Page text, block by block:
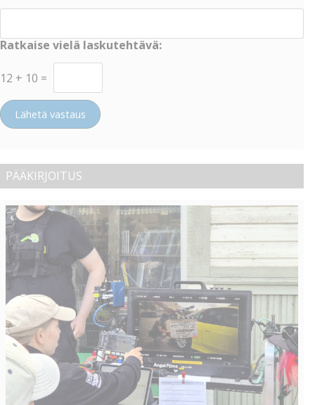
Ratkaise vielä laskutehtävä:
12 + 10 =
Lähetä vastaus
PÄÄKIRJOITUS